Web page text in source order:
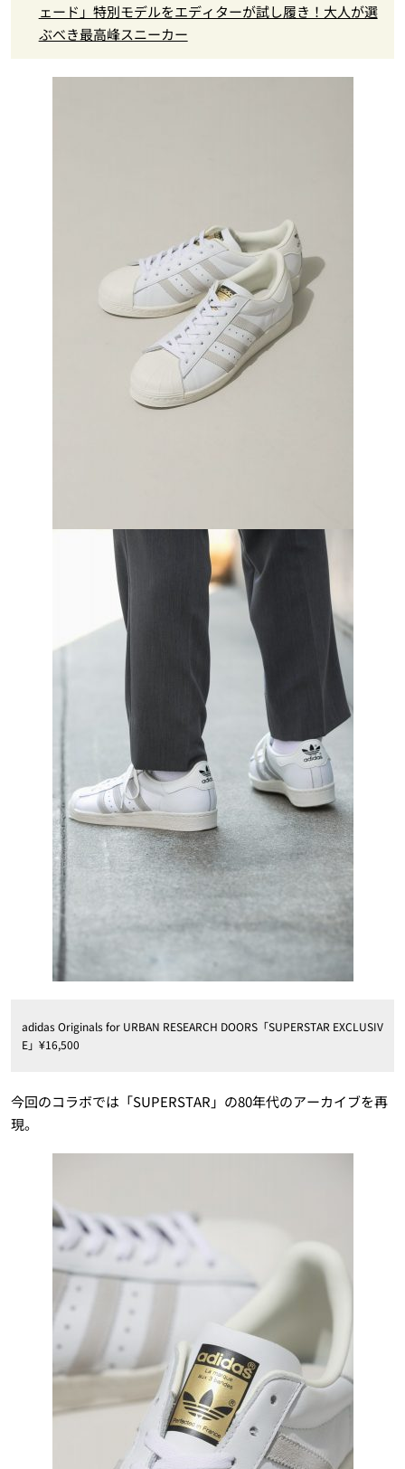
ェード」特別モデルをエディターが試し履き！大人が選
ぶべき最高峰スニーカー
adidas Originals for URBAN RESEARCH DOORS「SUPERSTAR EXCLUSIV
E」¥16,500
今回のコラボでは「SUPERSTAR」の80年代のアーカイブを再
現。